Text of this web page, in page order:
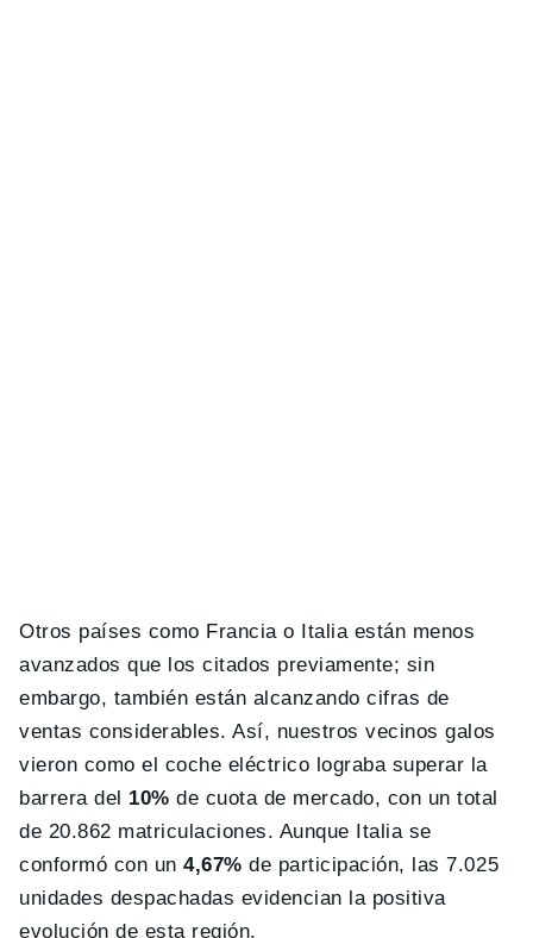
Otros países como Francia o Italia están menos
avanzados que los citados previamente; sin
embargo, también están alcanzando cifras de
ventas considerables. Así, nuestros vecinos galos
vieron como el coche eléctrico lograba superar la
barrera del 10% de cuota de mercado, con un total
de 20.862 matriculaciones. Aunque Italia se
conformó con un4,67% de participación, las 7.025
unidades despachadas evidencian la positiva
evolución de esta región.